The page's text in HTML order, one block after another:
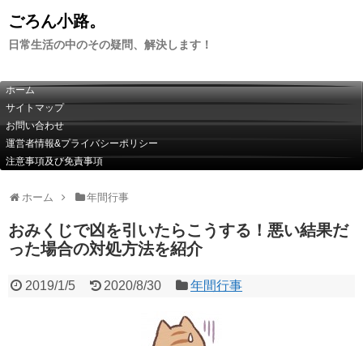
ごろん小路。
日常生活の中のその疑問、解決します！
ホーム
サイトマップ
お問い合わせ
運営者情報&プライバシーポリシー
注意事項及び免責事項
ホーム 年間行事
おみくじで凶を引いたらこうする！悪い結果だ
った場合の対処方法を紹介
2019/1/5 2020/8/30 年間行事